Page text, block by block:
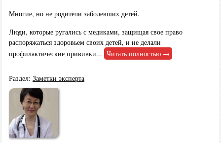
Многие, но не родители заболевших детей.
Люди, которые ругались с медиками, защищая свое право
распоряжаться здоровьем своих детей, и не делали
профилактические прививки... Читать полностью →
Раздел: Заметки эксперта